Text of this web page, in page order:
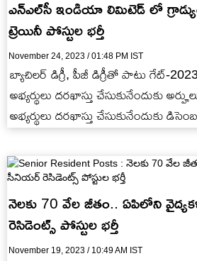
ఎన్‌ఎల్‌సీ ఇండియా లిమిటెడ్ లో
ట్రెయినీ పోస్టుల భర్తీ
November 24, 2023 / 01:48 PM IST
బ్యాచిలర్ డిగ్రీ, పీజీ డిగ్రీతో పాటు గేట్‌-
అభ్యర్థులు దరఖాస్తు చేసుకునేందుకు
అభ్యర్థులు దరఖాస్తు చేసుకునేందుకు
నెలకు 70 వేల జీతం.. ఏపిలోని
రెసిడెంట్స్ పోస్టుల భర్తీ
November 19, 2023 / 10:49 AM IST